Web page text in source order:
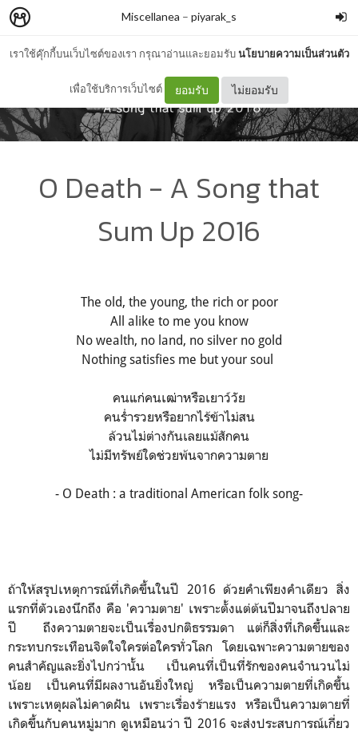
เราใช้คุ๊กกี้บนเว็บไซต์ของเรา กรุณาอ่านและยอมรับนโยบายความเป็นส่วนตัว
เพื่อใช้บริการเว็บไซต์ ยอมรับ ไม่ยอมรับ
Miscellanea – piyarak_s
O Death - A Song that
Sum Up 2016
The old, the young, the rich or poor
All alike to me you know
No wealth, no land, no silver no gold
Nothing satisfies me but your soul
คนแก่คนเฒ่าหรือเยาว์วัย
คนร่ำรวยหรือยากไร้ข้าไม่สน
ล้วนไม่ต่างกันเลยแม้สักคน
ไม่มีทรัพย์ใดช่วยพ้นจากความตาย
- O Death : a traditional American folk song-
ถ้าให้สรุปเหตุการณ์ที่เกิดขึ้นในปี 2016 ด้วยคำเพียงคำเดียว สิ่ง
แรกที่ตัวเองนึกถึง คือ 'ความตาย' เพราะตั้งแต่ต้นปีมาจนถึงปลาย
ปี ถึงความตายจะเป็นเรื่องปกติธรรมดา แต่ก็สิ่งที่เกิดขึ้นและ
กระทบกระเทือนจิตใจใครต่อใครทั่วโลก โดยเฉพาะความตายของ
คนสำคัญและยิ่งไปกว่านั้น เป็นคนที่เป็นที่รักของคนจำนวนไม่
น้อย เป็นคนที่มีผลงานอันยิ่งใหญ่ หรือเป็นความตายที่เกิดขึ้น
เพราะเหตุผลไม่คาดฝัน เพราะเรื่องร้ายแรง หรือเป็นความตายที่
เกิดขึ้นกับคนหมู่มาก ดูเหมือนว่า ปี 2016 จะส่งประสบการณ์เกี่ยว